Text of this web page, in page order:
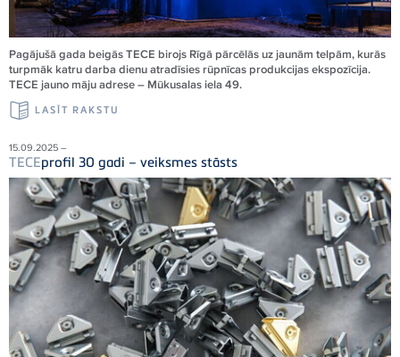
Pagājušā gada beigās TECE birojs Rīgā pārcēlās uz jaunām telpām, kurās
turpmāk katru darba dienu atradīsies rūpnīcas produkcijas ekspozīcija.
TECE jauno māju adrese – Mūkusalas iela 49.
LASĪT RAKSTU
15.09.2025 –
TECEprofil 30 gadi – veiksmes stāsts